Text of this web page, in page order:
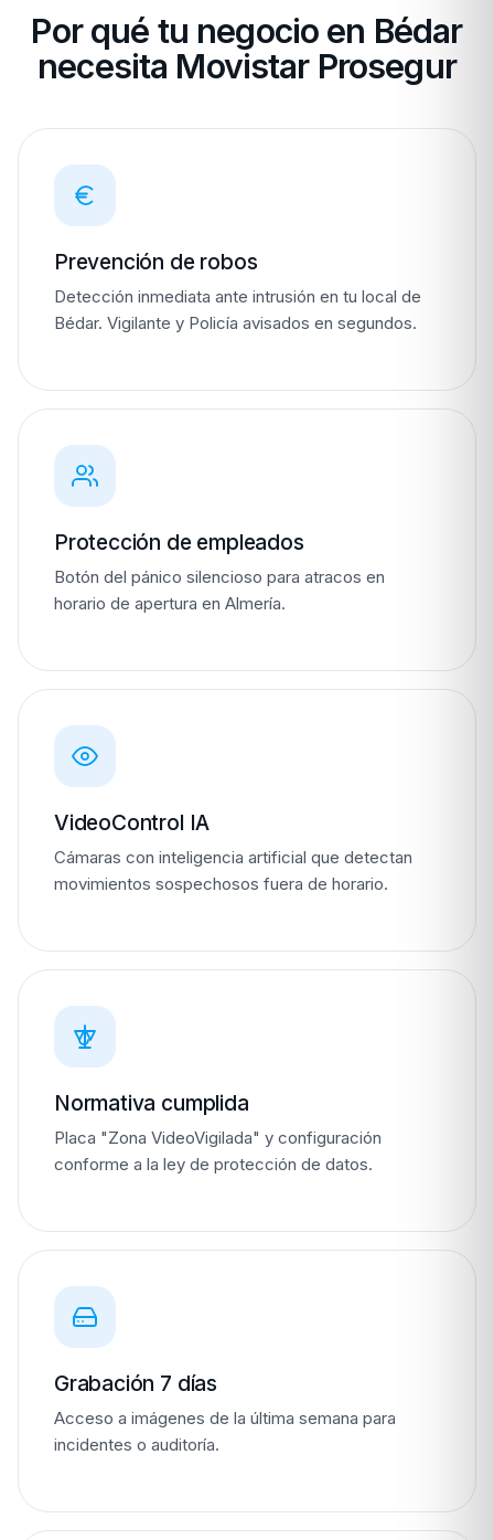
Por qué tu negocio en Bédar
necesita Movistar Prosegur
Prevención de robos
Detección inmediata ante intrusión en tu local de
Bédar. Vigilante y Policía avisados en segundos.
Protección de empleados
Botón del pánico silencioso para atracos en
horario de apertura en Almería.
VideoControl IA
Cámaras con inteligencia artificial que detectan
movimientos sospechosos fuera de horario.
Normativa cumplida
Placa "Zona VideoVigilada" y configuración
conforme a la ley de protección de datos.
Grabación 7 días
Acceso a imágenes de la última semana para
incidentes o auditoría.